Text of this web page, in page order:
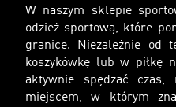
W naszym sklepie
odzież sportową, które
granice. Niezależnie od
koszykówkę lub w piłkę
aktywnie spędzać
miejscem, w którym